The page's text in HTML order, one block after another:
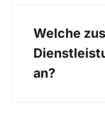
Welche
an?